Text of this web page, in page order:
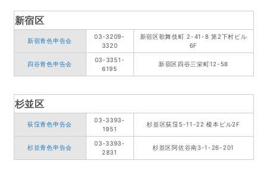
新宿区
新宿青色申告会
03-3209-
3320
新宿区歌舞伎町 2-41-8 第2下村ビル
6F
四谷青色申告会
03-3351-
6195
新宿区四谷三栄町12-58
杉並区
荻窪青色申告会
03-3393-
1951
杉並区荻窪5-11-22 榎本ビル2F
杉並青色申告会
03-3393-
2831
杉並区阿佐谷南3-1-26-201